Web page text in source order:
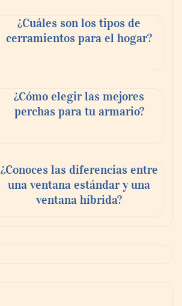
¿Cuáles son los tipos de
cerramientos para el hogar?
¿Cómo elegir las mejores
perchas para tu armario?
¿Conoces las diferencias entre
una ventana estándar y una
ventana híbrida?